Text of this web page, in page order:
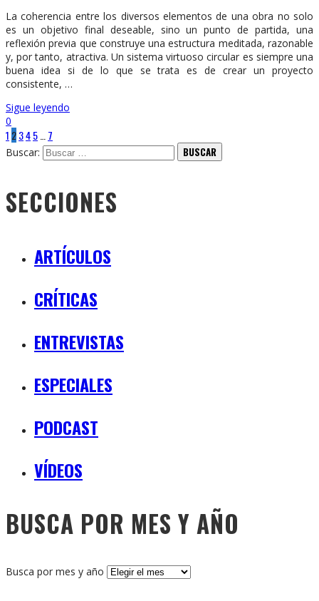
La coherencia entre los diversos elementos de una obra no solo
es un objetivo final deseable, sino un punto de partida, una
reflexión previa que construye una estructura meditada, razonable
y, por tanto, atractiva. Un sistema virtuoso circular es siempre una
buena idea si de lo que se trata es de crear un proyecto
consistente, …
Sigue leyendo
0
1 2345 7
Buscar:
SECCIONES
ARTÍCULOS
CRÍTICAS
ENTREVISTAS
ESPECIALES
PODCAST
VÍDEOS
BUSCA POR MES Y AÑO
Busca por mes y año